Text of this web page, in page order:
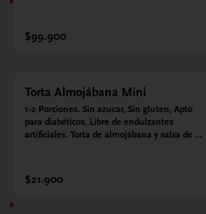
alulosa, leche deslactosada, leche de coco,
vainilla. Salsa de guayaba: Guayaba y
$99.900
Torta Almojábana Mini
1-2 Porciones. Sin azucar, Sin gluten, Apto
para diabéticos, Libre de endulzantes
artificiales. Torta de almojábana y salsa de
alulosa, leche deslactosada, leche de coco,
vainilla. Salsa de guayaba: Guayaba y
$21.900